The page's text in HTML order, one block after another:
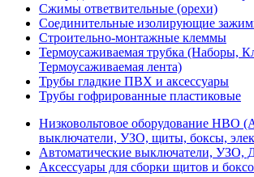
Сжимы ответвительные (орехи)
Соединительные изолирующие
Строительно-монтажные клеммы
Термоусаживаемая трубка (Наборы,
Термоусаживаемая лента)
Трубы гладкие ПВХ и аксессуары
Трубы гофрированные пластиковые
Низковольтовое оборудование НВО
выключатели, УЗО, щиты, боксы,
Автоматические выключатели, УЗО,
Аксессуары для сборки щитов и